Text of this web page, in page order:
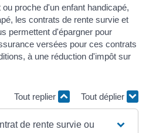
proche d'un enfant handicapé,
les contrats de rente survie et
permettent d'épargner pour
versées pour ces contrats
à une réduction d'impôt sur
Tout replier Tout déplier
de rente survie ou